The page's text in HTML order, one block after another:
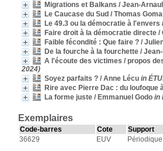
Migrations et Balkans / Jean-
Le Caucase du Sud / Thomas
Le 49.3 ou la démocratie à l'envers
Faire droit à la démocratie directe /
Faible fécondité : Que faire ? /
De la fourche à la fourchette /
A l'écoute des victimes / propos
2024)
Soyez parfaits ? / Anne Lécu in
Rire avec Pierre Dac : du loufoque
La forme juste / Emmanuel Godo in
Exemplaires
Code-barres Cote
Support
36629
EUV Périodique